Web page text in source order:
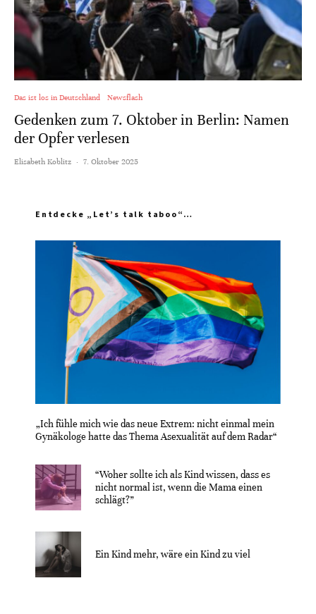
Das ist los in Deutschland Newsflash
Gedenken zum 7. Oktober in Berlin: Namen
der Opfer verlesen
Elisabeth Koblitz · 7. Oktober 2025
Entdecke „Let’s talk taboo“…
„Ich fühle mich wie das neue Extrem: nicht einmal mein
Gynäkologe hatte das Thema Asexualität auf dem Radar“
“Woher sollte ich als Kind wissen, dass es
nicht normal ist, wenn die Mama einen
schlägt?”
Ein Kind mehr, wäre ein Kind zu viel